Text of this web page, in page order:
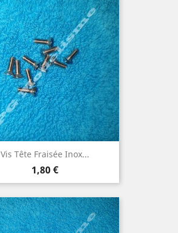
Vis Tête Fraisée Inox...
Prix
1,80 €